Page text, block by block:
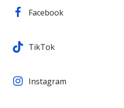
Facebook
TikTok
Instagram